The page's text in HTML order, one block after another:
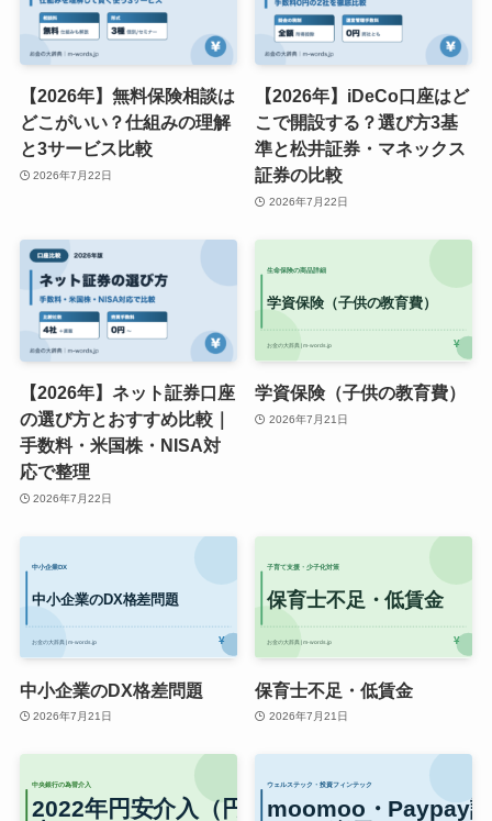
【2026年】無料保険相談は
どこがいい？仕組みの理解
と3サービス比較
2026年7月22日
【2026年】iDeCo口座はど
こで開設する？選び方3基
準と松井証券・マネックス
証券の比較
2026年7月22日
【2026年】ネット証券口座
の選び方とおすすめ比較｜
手数料・米国株・NISA対
応で整理
2026年7月22日
学資保険（子供の教育費）
2026年7月21日
中小企業のDX格差問題
2026年7月21日
保育士不足・低賃金
2026年7月21日